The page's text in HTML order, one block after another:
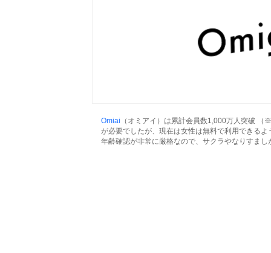
Omiai （オミアイ）は累計会員数1,000万人突破
が必要でしたが、現在は女性は無料で利用できるよ
年齢確認が非常に厳格なので、サクラやなりすま